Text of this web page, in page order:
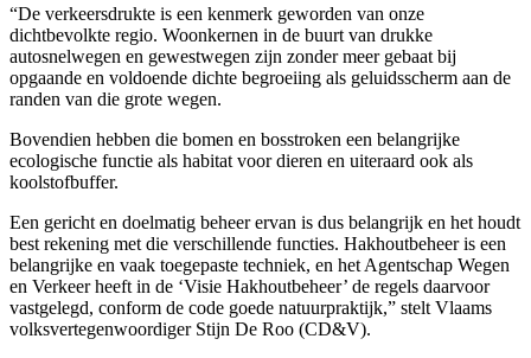
“De verkeersdrukte is een kenmerk geworden van onze
dichtbevolkte regio. Woonkernen in de buurt van drukke
autosnelwegen en gewestwegen zijn zonder meer gebaat bij
opgaande en voldoende dichte begroeiing als geluidsscherm aan de
randen van die grote wegen.
Bovendien hebben die bomen en bosstroken een belangrijke
ecologische functie als habitat voor dieren en uiteraard ook als
koolstofbuffer.
Een gericht en doelmatig beheer ervan is dus belangrijk en het houdt
best rekening met die verschillende functies. Hakhoutbeheer is een
belangrijke en vaak toegepaste techniek, en het Agentschap Wegen
en Verkeer heeft in de ‘Visie Hakhoutbeheer’ de regels daarvoor
vastgelegd, conform de code goede natuurpraktijk,” stelt Vlaams
volksvertegenwoordiger Stijn De Roo (CD&V).